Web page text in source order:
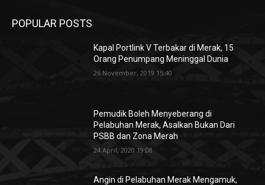
POPULAR POSTS
Kapal Portlink V Terbakar di Merak, 15
Orang Penumpang Meninggal Dunia
26 November, 2019 15:40
Pemudik Boleh Menyeberang di
Pelabuhan Merak, Asalkan Bukan Dari
PSBB dan Zona Merah
24 April, 2020 19:08
Angin di Pelabuhan Merak Mengamuk,